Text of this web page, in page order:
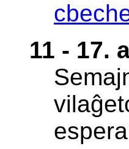
11 - 17.